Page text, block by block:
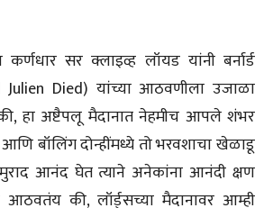
सर क्लाइव्ह लॉयड यांनी बर्नार्ड
Died) यांच्या आठवणीला उजाळा
हा अष्टैपलू मैदानात नेहमीच आपले शंभर
बॉलिंग दोन्हींमध्ये तो भरवशाचा खेळाडू
आनंद घेत त्याने अनेकांना आनंदी क्षण
की, लॉर्ड्सच्या मैदानावर आम्ही